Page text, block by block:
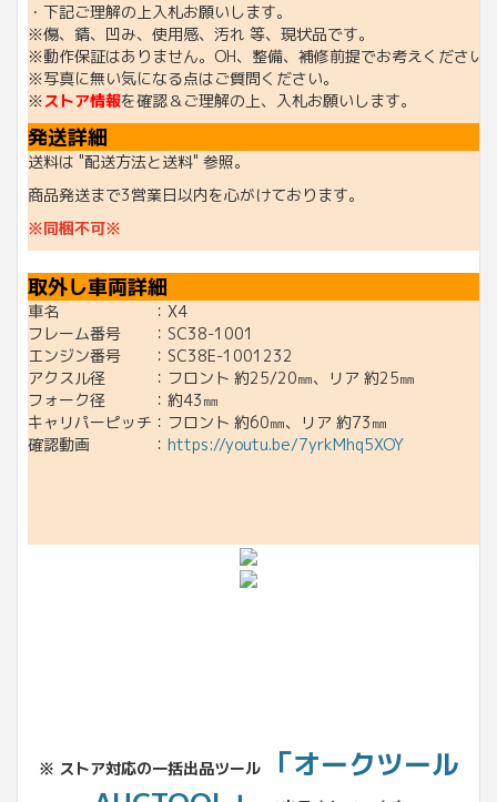
・下記ご理解の上入札お願いします。
※傷、錆、凹み、使用感、汚れ 等、現状品です。
※動作保証はありません。OH、整備、補修前提でお考えください
※写真に無い気になる点はご質問ください。
※ストア情報を確認＆ご理解の上、入札お願いします。
発送詳細
送料は "配送方法と送料" 参照。
商品発送まで3営業日以内を心がけております。
※同梱不可※
取外し車両詳細
車名 ：X4
フレーム番号 ：SC38-1001
エンジン番号 ：SC38E-1001232
アクスル径 ：フロント 約25/20㎜、リア 約25㎜
フォーク径 ：約43㎜
キャリパーピッチ：フロント 約60㎜、リア 約73㎜
確認動画 ： https://youtu.be/7yrkMhq5XOY
※ ストア対応の一括出品ツール
「オークツール